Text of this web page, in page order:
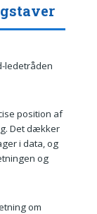
ledetråden
position af
Det dækker
i data, og
og
om